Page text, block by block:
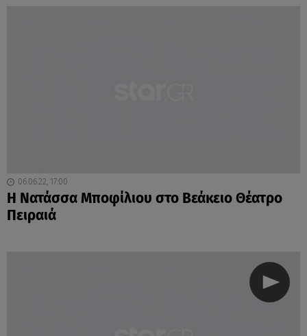
06.06.22, 17:00
Η Νατάσσα Μποφίλιου στο Βεάκειο Θέατρο
Πειραιά